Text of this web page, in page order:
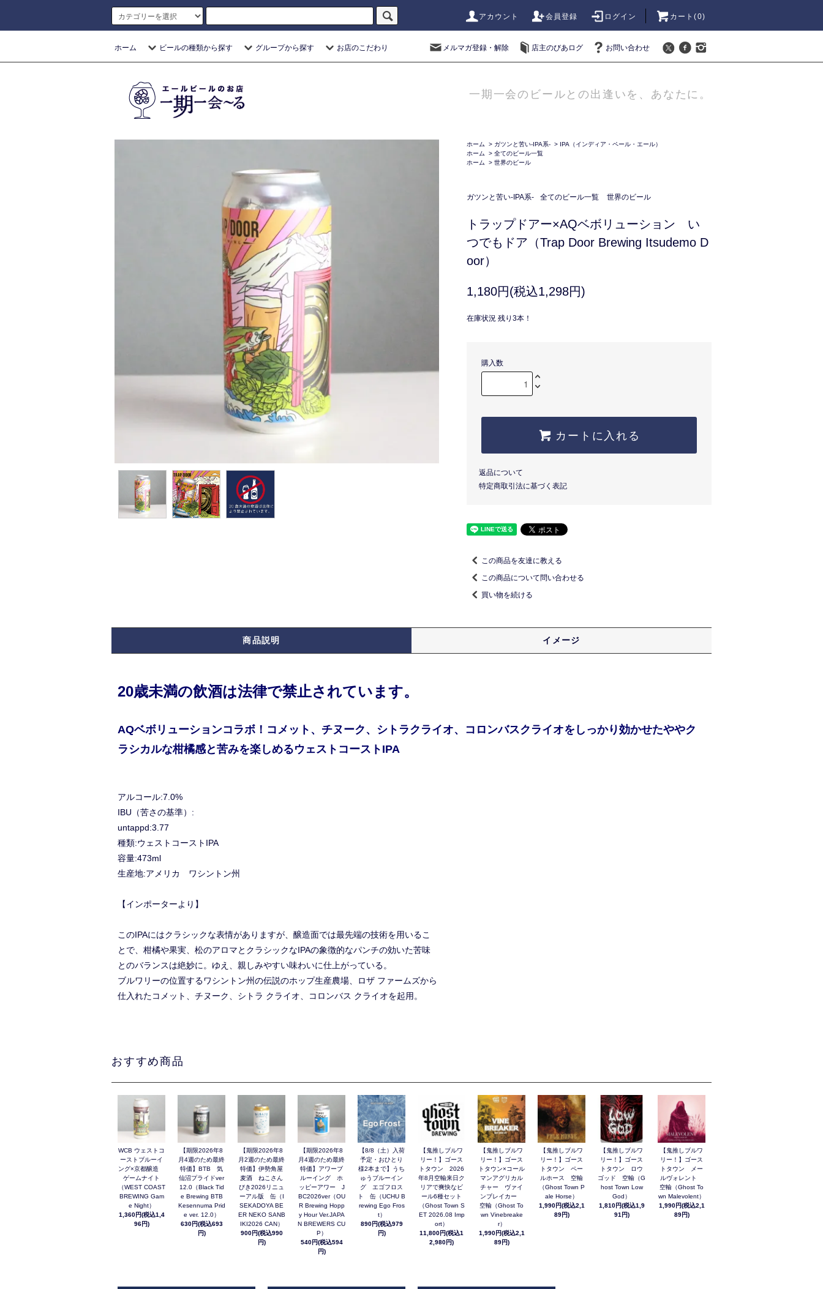
アカウント 会員登録 ログイン カート(0)
ホーム ビールの種類から探す グループから探す お店のこだわり メルマガ登録・解除 店主のびあログ お問い合わせ
一期一会のビールとの出逢いを、あなたに。
ホーム > ガツンと苦い-IPA系- > IPA（インディア・ペール・エール）
ホーム
> 全てのビール一覧
ホーム
> 世界のビール
ガツンと苦い-IPA系- 全てのビール一覧 世界のビール
トラップドアー×AQベボリューション い
つでもドア（Trap Door Brewing Itsudemo D
oor）
1,180円(税込1,298円)
在庫状況 残り3本！
購入数
カートに入れる
返品について
特定商取引法に基づく表記
この商品を友達に教える
この商品について問い合わせる
買い物を続ける
商品説明 イメージ
20歳未満の飲酒は法律で禁止されています。
AQベボリューションコラボ！コメット、チヌーク、シトラクライオ、コロンバスクライオをしっかり効かせたややク
ラシカルな柑橘感と苦みを楽しめるウェストコーストIPA
アルコール:7.0%
IBU（苦さの基準）:
untappd:3.77
種類:ウェストコーストIPA
容量:473ml
生産地:アメリカ ワシントン州
【インポーターより】
このIPAにはクラシックな表情がありますが、醸造面では最先端の技術を用いるこ
とで、柑橘や果実、松のアロマとクラシックなIPAの象徴的なパンチの効いた苦味
とのバランスは絶妙に。ゆえ、親しみやすい味わいに仕上がっている。
ブルワリーの位置するワシントン州の伝説のホップ生産農場、ロザ ファームズから
仕入れたコメット、チヌーク、シトラ クライオ、コロンバス クライオを起用。
おすすめ商品
WCB ウェストコ
ーストブルーイ
ング×京都醸造
ゲームナイト
（WEST COAST
BREWING Gam
e Night）
1,360円(税込1,4
96円)
【期限2026年8
月4週のため最終
特価】BTB 気
仙沼プライドver
12.0（Black Tid
e Brewing BTB
Kesennuma Prid
e ver. 12.0）
630円(税込693
円)
【期限2026年8
月2週のため最終
特価】伊勢角屋
麦酒 ねこさん
びき2026リニュ
ーアル版 缶（I
SEKADOYA BE
ER NEKO SANB
IKI2026 CAN）
900円(税込990
円)
【期限2026年8
月4週のため最終
特価】アワーブ
ルーイング ホ
ッピーアワー J
BC2026ver（OU
R Brewing Hopp
y Hour Ver.JAPA
N BREWERS CU
P）
540円(税込594
円)
【8/8（土）入荷
予定・おひとり
様2本まで】うち
ゅうブルーイン
グ エゴフロス
ト 缶（UCHU B
rewing Ego Fros
t）
890円(税込979
円)
【鬼推しブルワ
リー！】ゴース
トタウン 2026
年8月空輸来日ク
リアで爽快なビ
ール6種セット
（Ghost Town S
ET 2026.08 Imp
ort）
11,800円(税込1
2,980円)
【鬼推しブルワ
リー！】ゴース
トタウン×コール
マンアグリカル
チャー ヴァイ
ンブレイカー
空輸（Ghost To
wn Vinebreake
r）
1,990円(税込2,1
89円)
【鬼推しブルワ
リー！】ゴース
トタウン ペー
ルホース 空輸
（Ghost Town P
ale Horse）
1,990円(税込2,1
89円)
【鬼推しブルワ
リー！】ゴース
トタウン ロウ
ゴッド 空輸（G
host Town Low
God）
1,810円(税込1,9
91円)
【鬼推しブルワ
リー！】ゴース
トタウン メー
ルヴォレント
空輸（Ghost To
wn Malevolent）
1,990円(税込2,1
89円)